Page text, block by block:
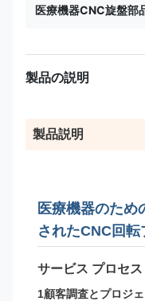
医療機器CNC旋盤部
製品の説明
製品説明
医療機器のため
されたCNC回
サービス プロセス
1顧客調査とプロジ